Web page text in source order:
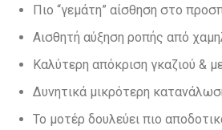
Πιο “γεμάτη” αίσθηση στο
Αισθητή αύξηση ροπής από
Καλύτερη απόκριση γκαζιού &
Δυνητικά μικρότερη
Το μοτέρ δουλεύει πιο